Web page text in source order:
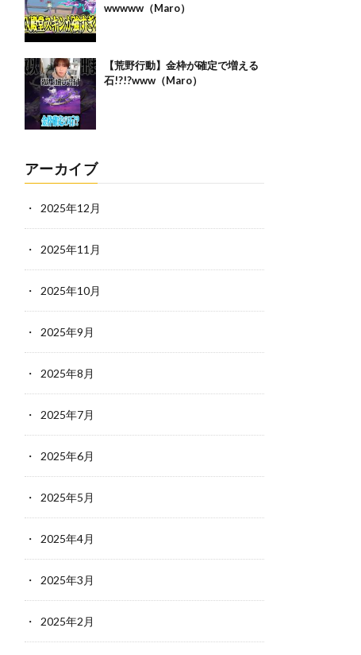
wwwww（Maro）
【荒野行動】金枠が確定で増える
石!?!?www（Maro）
アーカイブ
2025年12月
2025年11月
2025年10月
2025年9月
2025年8月
2025年7月
2025年6月
2025年5月
2025年4月
2025年3月
2025年2月